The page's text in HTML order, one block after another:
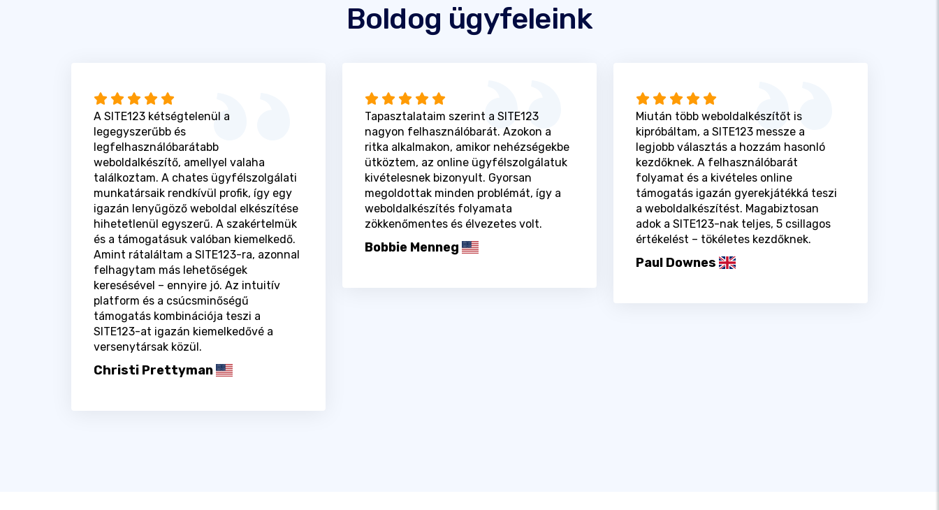
Boldog ügyfeleink
A SITE123 kétségtelenül a
legegyszerűbb és
legfelhasználóbarátabb
weboldalkészítő, amellyel valaha
találkoztam. A chates ügyfélszolgálati
munkatársaik rendkívül profik, így egy
igazán lenyűgöző weboldal elkészítése
hihetetlenül egyszerű. A szakértelmük
és a támogatásuk valóban kiemelkedő.
Amint rátaláltam a SITE123-ra, azonnal
felhagytam más lehetőségek
keresésével – ennyire jó. Az intuitív
platform és a csúcsminőségű
támogatás kombinációja teszi a
SITE123-at igazán kiemelkedővé a
versenytársak közül.
Christi Prettyman
Tapasztalataim szerint a SITE123
nagyon felhasználóbarát. Azokon a
ritka alkalmakon, amikor nehézségekbe
ütköztem, az online ügyfélszolgálatuk
kivételesnek bizonyult. Gyorsan
megoldottak minden problémát, így a
weboldalkészítés folyamata
zökkenőmentes és élvezetes volt.
Bobbie Menneg
Miután több weboldalkészítőt is
kipróbáltam, a SITE123 messze a
legjobb választás a hozzám hasonló
kezdőknek. A felhasználóbarát
folyamat és a kivételes online
támogatás igazán gyerekjátékká teszi
a weboldalkészítést. Magabiztosan
adok a SITE123-nak teljes, 5 csillagos
értékelést – tökéletes kezdőknek.
Paul Downes